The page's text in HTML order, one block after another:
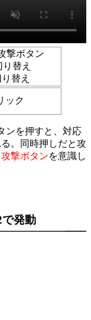
撃ボタン
替え
替え
ック
ンを押すと、対応
。同時押しだと攻
撃ボタンを意識し
発動